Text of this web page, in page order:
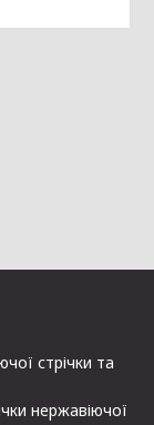
стрічки та
нержавіючої